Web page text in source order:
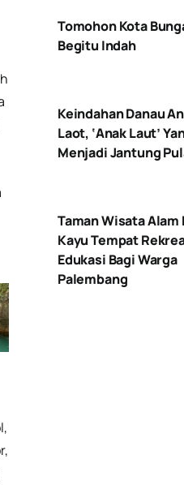
Tomohon Kota
Begitu Indah
Keindahan Danau
Laot, ‘Anak Laut’
Menjadi Jantung
Taman Wisata Alam
Kayu Tempat
Edukasi Bagi Warga
Palembang